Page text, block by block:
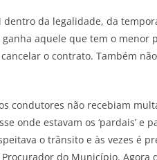
dentro da legalidade, da
aquele que tem o menor
o contrato. Também
condutores não recebiam
onde estavam os ‘pardais’
o trânsito e às vezes é
do Município.